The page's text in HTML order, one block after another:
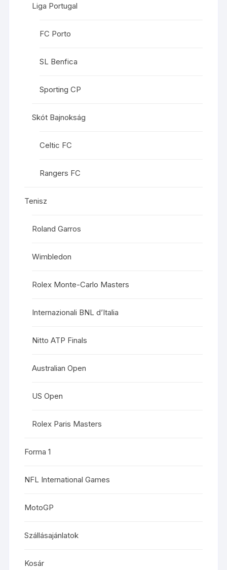
Liga Portugal
FC Porto
SL Benfica
Sporting CP
Skót Bajnokság
Celtic FC
Rangers FC
Tenisz
Roland Garros
Wimbledon
Rolex Monte-Carlo Masters
Internazionali BNL d’Italia
Nitto ATP Finals
Australian Open
US Open
Rolex Paris Masters
Forma 1
NFL International Games
MotoGP
Szállásajánlatok
Kosár